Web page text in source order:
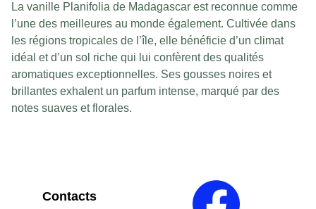
La vanille Planifolia de Madagascar est reconnue comme
l’une des meilleures au monde également. Cultivée dans
les régions tropicales de l’île, elle bénéficie d’un climat
idéal et d’un sol riche qui lui confèrent des qualités
aromatiques exceptionnelles. Ses gousses noires et
brillantes exhalent un parfum intense, marqué par des
notes suaves et florales.
Contacts